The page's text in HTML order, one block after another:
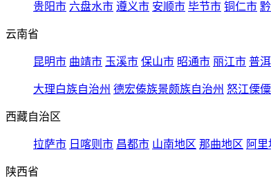
贵阳市 六盘水市 遵义市 安顺市 毕节市 铜仁市
云南省
昆明市 曲靖市 玉溪市 保山市 昭通市 丽江市 普
大理白族自治州 德宏傣族景颇族自治州 怒江傈
西藏自治区
拉萨市 日喀则市 昌都市 山南地区 那曲地区 阿
陕西省